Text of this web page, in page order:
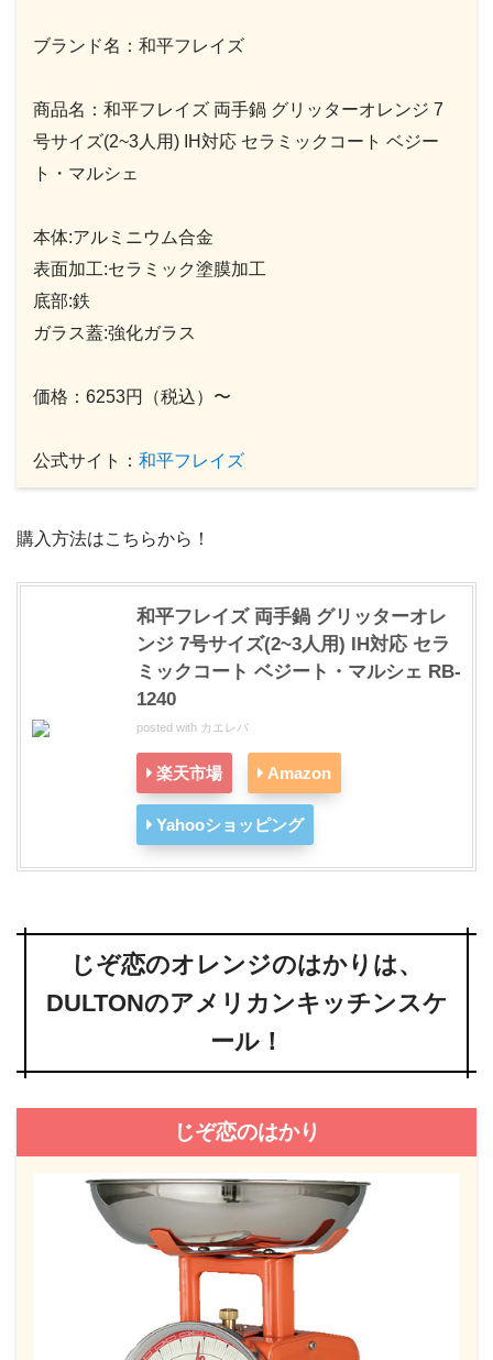
ブランド名：和平フレイズ
商品名：和平フレイズ 両手鍋 グリッターオレンジ 7
号サイズ(2~3人用) IH対応 セラミックコート ベジー
ト・マルシェ
本体:アルミニウム合金
表面加工:セラミック塗膜加工
底部:鉄
ガラス蓋:強化ガラス
価格：6253円（税込）〜
公式サイト： 和平フレイズ
購入方法はこちらから！
和平フレイズ 両手鍋 グリッターオレ
ンジ 7号サイズ(2~3人用) IH対応 セラ
ミックコート ベジート・マルシェ RB-
1240
posted with カエレバ
楽天市場 Amazon
Yahooショッピング
じぞ恋のオレンジのはかりは、
DULTONのアメリカンキッチンスケ
ール！
じぞ恋のはかり